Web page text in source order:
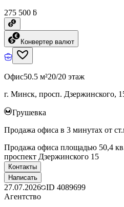
275 500 ƃ
Конвертер валют
Офис50.5 м²20/20 этаж
г. Минск, просп. Дзержинского,
Грушевка
Продажа офиса в 3 минутах от
Продажа офиса площадью 50,4
проспект Дзержинского 15
Контакты
Написать
27.07.2026 ID 4089699
Агентство